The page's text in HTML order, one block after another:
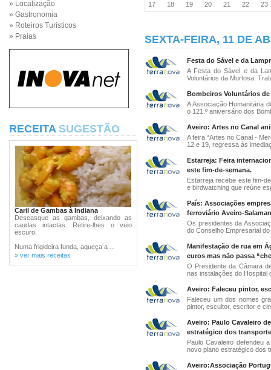
» Localização
» Gastronomia
» Roteiros Turísticos
» Praias
RECEITA SUGESTÃO
Caril de Gambas à Indiana
Descasque as gambas, deixando as
caudas intactas. Retire-lhes o veio
escuro.
Numa frigideira funda, aqueça a ...
» ver mais receitas
17
18 19 20 21 22 23
SEXTA-FEIRA, 11 DE
Festa do Sável e da
A Festa do Sável e da
Voluntários da Murtosa.
Bombeiros Voluntários de
A Associação Humanitária
o 121.º aniversário dos
Aveiro: Artes no Canal
A feira “Artes no Canal -
12 e 19, regressa às
Estarreja: Feira
este fim-de-semana.
Estarreja recebe este fim-
e birdwatching que reúne
País: Associações
ferroviário Aveiro-
Os presidentes da
do Conselho Empresarial
Manifestação de rua em
euros mas não passa
O Presidente da Câmara
nas instalações do Hospital
Aveiro: Faleceu pintor,
Faleceu um dos nomes
pintor, escultor, escritor e
Aveiro: Paulo Cavaleiro
estratégico dos
Paulo Cavaleiro defendeu
novo plano estratégico dos
Aveiro:Associação